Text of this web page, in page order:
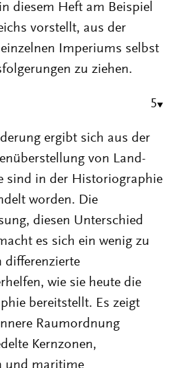
in diesem Heft am Beispiel
vorstellt, aus der
Imperiums selbst
zu ziehen.
5
ergibt sich aus der
von Land-
sind in der Historiographie
worden. Die
diesen Unterschied
es sich ein wenig zu
differenzierte
wie sie heute die
bereitstellt. Es zeigt
Raumordnung
Kernzonen,
und maritime